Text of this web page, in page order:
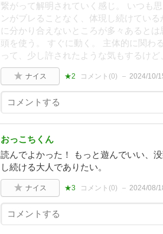
繋がって解明されていく感じ。 いつも
ンがブレることなく、体現し続けてい
に分かり合えないところが多々あると
頭を使う。 すぐに動く。 主体的に関わ
って、少し許されたような気もするけど
ナイス ★2 コメント(0) 2024/10/
おっこちくん
読んでよかった！ もっと遊んでいい、
し続ける大人でありたい。
ナイス ★3 コメント(0) 2024/08/